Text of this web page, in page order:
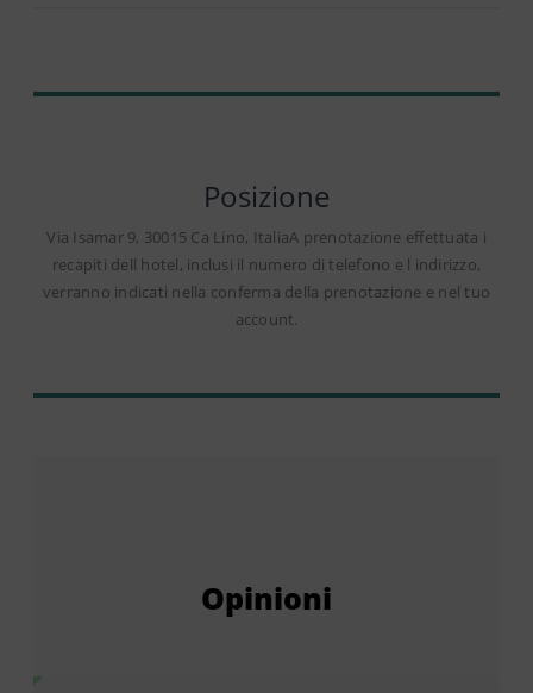
Posizione
Via Isamar 9, 30015 Ca Lino, ItaliaA prenotazione effettuata i
recapiti dell hotel, inclusi il numero di telefono e l indirizzo,
verranno indicati nella conferma della prenotazione e nel tuo
account.
Opinioni